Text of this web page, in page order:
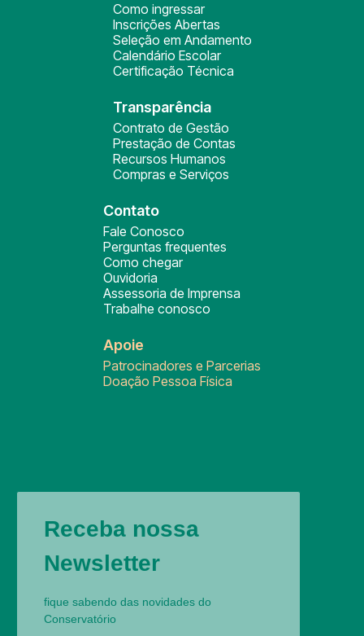
Como ingressar
Inscrições Abertas
Seleção em Andamento
Calendário Escolar
Certificação Técnica
Transparência
Contrato de Gestão
Prestação de Contas
Recursos Humanos
Compras e Serviços
Contato
Fale Conosco
Perguntas frequentes
Como chegar
Ouvidoria
Assessoria de Imprensa
Trabalhe conosco
Apoie
Patrocinadores e Parcerias
Doação Pessoa Física